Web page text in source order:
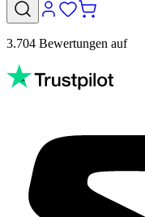
3.704 Bewertungen auf